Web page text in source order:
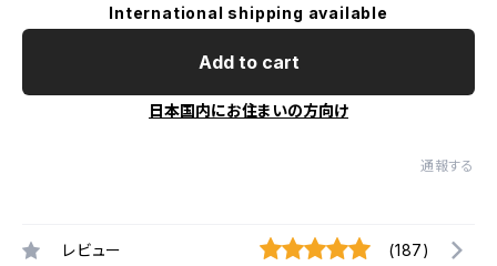
International shipping available
Add to cart
日本国内にお住まいの方向け
通報する
レビュー (187)